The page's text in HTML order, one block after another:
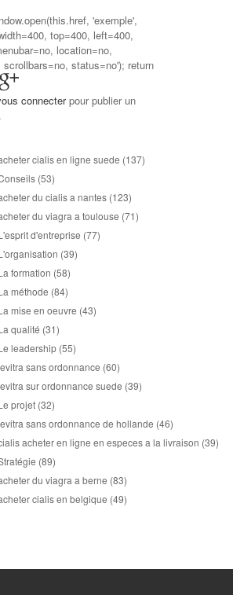
'exemple',
top=400, left=400,
location=no,
scrollbars=no, status=no'); return
connecterpour publier un
cialis en ligne suede (137)
(53)
du cialis a nantes (123)
du viagra a toulouse (71)
d'entreprise (77)
(39)
formation (58)
méthode (84)
mise en oeuvre (43)
qualité (31)
leadership (55)
sans ordonnance (60)
sur ordonnance suede (39)
projet (32)
sans ordonnance de hollande (46)
acheter en ligne en especes a la livraison (39)
(89)
du viagra a berne (83)
cialis en belgique (49)